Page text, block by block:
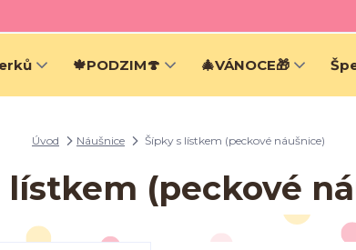
🍁PODZIM🍄 🎄VÁNOCE🎁
Úvod Náušnice Šípky s lístkem (peckové náušnice)
lístkem (peckové